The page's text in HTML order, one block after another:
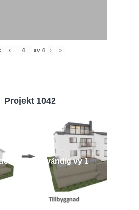
‹ av 4 › »
Projekt 1042
1042 - Utvändig vy 1